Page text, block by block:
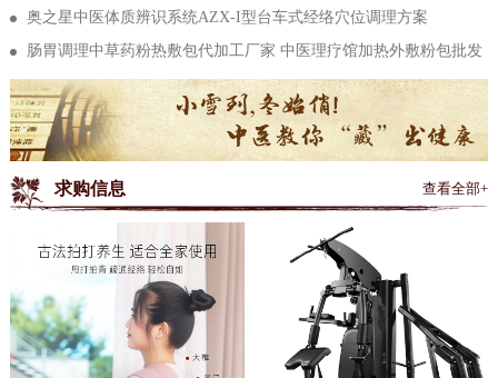
奥之星中医体质辨识系统AZX-I型台车式经络穴位调理方案
肠胃调理中草药粉热敷包代加工厂家 中医理疗馆加热外敷粉包批发
求购信息 查看全部+